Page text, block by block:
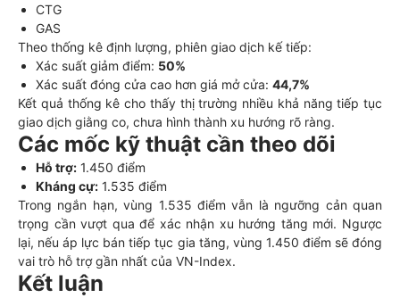
CTG
GAS
Theo thống kê định lượng, phiên giao dịch kế tiếp:
Xác suất giảm điểm: 50%
Xác suất đóng cửa cao hơn giá mở cửa: 44,7%
Kết quả thống kê cho thấy thị trường nhiều khả năng tiếp tục
giao dịch giằng co, chưa hình thành xu hướng rõ ràng.
Các mốc kỹ thuật cần theo dõi
Hỗ trợ: 1.450 điểm
Kháng cự: 1.535 điểm
Trong ngắn hạn, vùng 1.535 điểm vẫn là ngưỡng cản quan
trọng cần vượt qua để xác nhận xu hướng tăng mới. Ngược
lại, nếu áp lực bán tiếp tục gia tăng, vùng 1.450 điểm sẽ đóng
vai trò hỗ trợ gần nhất của VN-Index.
Kết luận